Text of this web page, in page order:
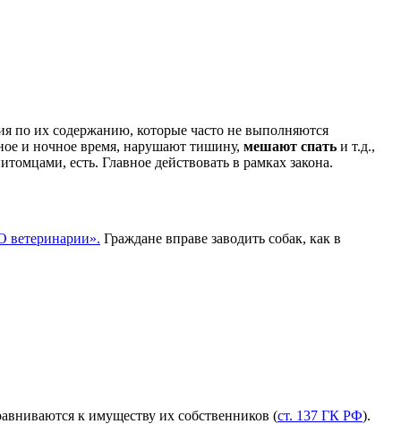
по их содержанию, которые часто не выполняются
и ночное время, нарушают тишину, мешают спать и т.д.,
есть. Главное действовать в рамках закона.
ветеринарии». Граждане вправе заводить собак, как в
к имуществу их собственников (ст. 137 ГК РФ).